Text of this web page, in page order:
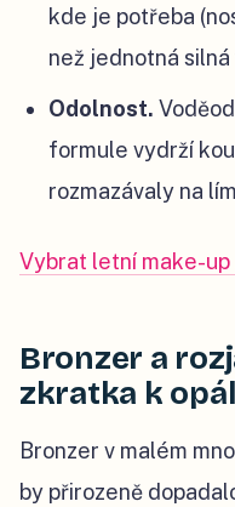
kde je potřeba
než jednotná
Odolnost.
formule vydrží
rozmazávaly na
Vybrat letní make-up
Bronzer a
zkratka k
Bronzer v malém
by přirozeně